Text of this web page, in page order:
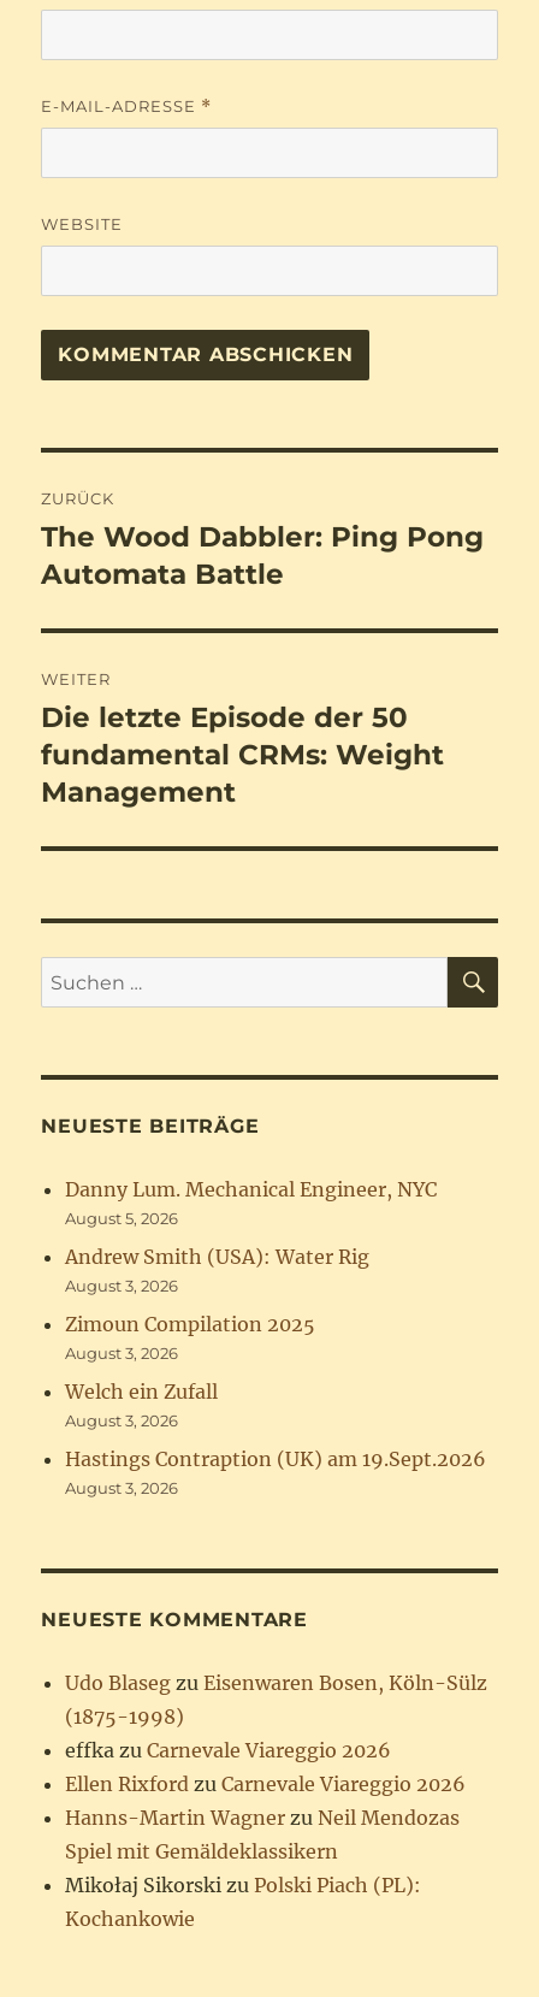
E-MAIL-ADRESSE *
WEBSITE
ZURÜCK
Vorheriger
Beitrag:
The Wood Dabbler: Ping Pong
Automata Battle
WEITER
Nächster
Beitrag:
Die letzte Episode der 50
fundamental CRMs: Weight
Management
Suchen
nach:
NEUESTE BEITRÄGE
Danny Lum. Mechanical Engineer, NYC
August 5, 2026
Andrew Smith (USA): Water Rig
August 3, 2026
Zimoun Compilation 2025
August 3, 2026
Welch ein Zufall
August 3, 2026
Hastings Contraption (UK) am 19.Sept.2026
August 3, 2026
NEUESTE KOMMENTARE
Udo Blaseg zuEisenwaren Bosen, Köln-Sülz
(1875-1998)
effka zuCarnevale Viareggio 2026
Ellen Rixford zuCarnevale Viareggio 2026
Hanns-Martin Wagner zuNeil Mendozas
Spiel mit Gemäldeklassikern
Mikołaj Sikorski zuPolski Piach (PL):
Kochankowie